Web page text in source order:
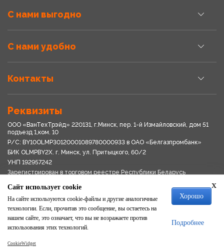
С нами выгодно
С нами удобно
Контакты
Реквизиты
ООО «ВанТехТрэйд» 220131, г.Минск, пер. 1-й Измайловский, дом 51
подъезд 1,ком. 10
Р/С: BY10OLMP30120001089780000933 в OАО «Белгазпромбанк»
БИК OLMPBY2X. г. Минск, ул. Притыцкого, 60/2
УНП 192957242
Зарегистрирован в торговом реестре Республики Беларусь
Свидетельство о регистрации № 192957242выдано 18.08.2017
Мингориспоплком
Политика обработки персональных данных
Положение о системе видеонаблюдения
Политика в отношении обработки файлов cookie
x
Сайт использует cookie
На сайте используются cookie-файлы и другие аналогичные
технологии. Если, прочитав это сообщение, вы остаетесь на
нашем сайте, это означает, что вы не возражаете против
использования этих технологий.
Хорошо
Подробнее
CookieWidget